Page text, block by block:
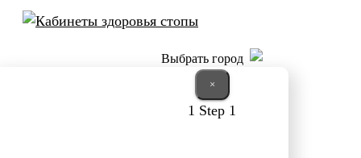
Выбрать город
×
1 Step 1